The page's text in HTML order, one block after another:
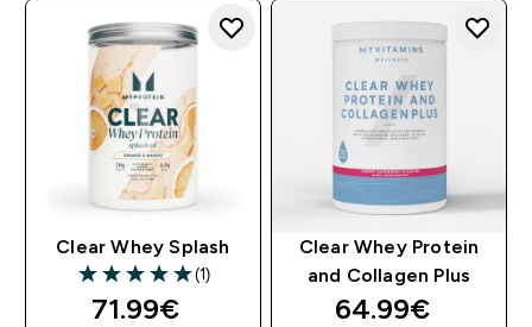
Clear Whey Splash
5 out of 5 stars
(1)
71.99€‎
Clear Whey Protein
and Collagen Plus
64.99€‎